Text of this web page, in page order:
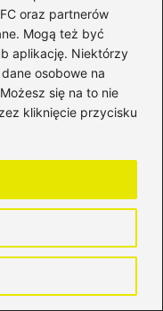
oraz partnerów
Mogą też być
aplikację. Niektórzy
osobowe na
się na to nie
kliknięcie przycisku
Jak działa i jakie
wynajmu
opublikowany.